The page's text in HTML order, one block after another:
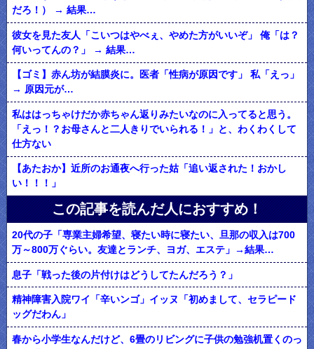
だろ！） → 結果…
彼女を見た友人「こいつはやべぇ、やめた方がいいぞ」 俺「は？
何いってんの？」 → 結果…
【ゴミ】赤ん坊が結膜炎に。医者「性病が原因です」 私「えっ」
→ 原因元が…
私ははっちゃけだか赤ちゃん返りみたいなのに入ってると思う。
「えっ！？お母さんと二人きりでいられる！」と、わくわくして
仕方ない
【あたおか】近所のお通夜へ行った姑「追い返された！おかし
い！！！」
この記事を読んだ人におすすめ！
20代の子「専業主婦希望、寝たい時に寝たい、旦那の収入は700
万～800万ぐらい。友達とランチ、ヨガ、エステ」→結果…
息子「戦った後の片付けはどうしてたんだろう？」
精神障害入院ワイ「辛いンゴ」イッヌ「初めまして、セラピード
ッグだわん」
春から小学生なんだけど、6畳のリビングに子供の勉強机置くのっ